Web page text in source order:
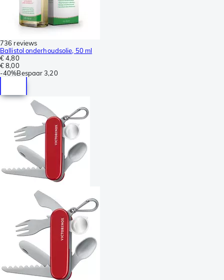
736 reviews
Ballistol onderhoudsolie, 50 ml
€ 4,80
€ 8,00
-40%Bespaar 3,20